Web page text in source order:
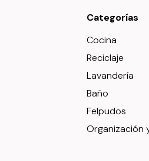
Categorías
Cocina
Reciclaje
Lavandería
Baño
Felpudos
Organización